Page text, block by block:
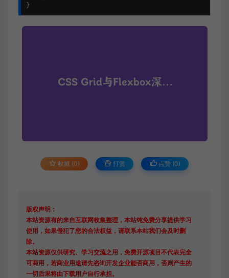
}
收藏 (0) 打赏 点赞 (0)
版权声明：
本站资源有的来自互联网收集整理，本站纯免费分享提供学习
使用，如果侵犯了您的合法权益，请联系本站我们会及时删
除。
本站资源仅供研究、学习交流之用，免费开源项目不代表完全
可商用，若商业用途请先咨询开发企业能否商用，否则产生的
一切后果将由下载用户自行承担。